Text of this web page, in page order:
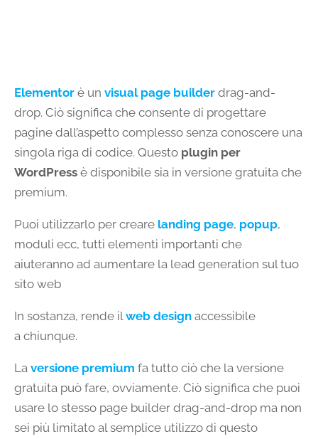
Elementor è un visual page builder drag-and-
drop. Ciò significa che consente di progettare
pagine dall’aspetto complesso senza conoscere una
singola riga di codice. Questo plugin per
WordPress è disponibile sia in versione gratuita che
premium.
Puoi utilizzarlo per creare landing page, popup,
moduli ecc, tutti elementi importanti che
aiuteranno ad aumentare la lead generation sul tuo
sito web
In sostanza, rende il web design accessibile
a chiunque.
La versione premium fa tutto ciò che la versione
gratuita può fare, ovviamente. Ciò significa che puoi
usare lo stesso page builder drag-and-drop ma non
sei più limitato al semplice utilizzo di questo